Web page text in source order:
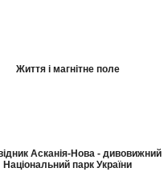
Життя і магнітне поле
Асканія-Нова - дивовижний
Національний парк України